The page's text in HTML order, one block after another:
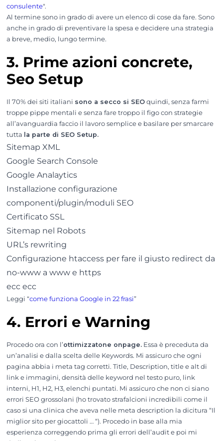
consulente".
Al termine sono in grado di avere un elenco di cose da fare. Sono
anche in grado di preventivare la spesa e decidere una strategia
a breve, medio, lungo termine.
3. Prime azioni concrete,
Seo Setup
Il 70% dei siti italiani sono a secco si SEOquindi, senza farmi
troppe pippe mentali e senza fare troppo il figo con strategie
all’avanguardia faccio il lavoro semplice e basilare per smarcare
tutta la parte di SEO Setup.
Sitemap XML
Google Search Console
Google Analaytics
Installazione configurazione
componenti/plugin/moduli SEO
Certificato SSL
Sitemap nel Robots
URL’s rewriting
Configurazione htaccess per fare il giusto redirect da
no-www a www e https
ecc ecc
Leggi “come funziona Google in 22 frasi”
4. Errori e Warning
Procedo ora con l’ottimizzatone onpage.Essa è preceduta da
un’analisi e dalla scelta delle Keywords. Mi assicuro che ogni
pagina abbia i meta tag corretti. Title, Description, title e alt di
link e immagini, densità delle keyword nel testo puro, link
interni, H1, H2, H3, elenchi puntati. Mi assicuro che non ci siano
errori SEO grossolani (ho trovato strafalcioni incredibili come il
caso si una clinica che aveva nelle meta description la dicitura “Il
miglior sito per giocattoli … “). Procedo in base alla mia
esperienza correggendo prima gli errori dell’audit e poi mi